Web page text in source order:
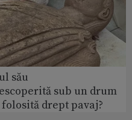
său
sub un drum
drept pavaj?